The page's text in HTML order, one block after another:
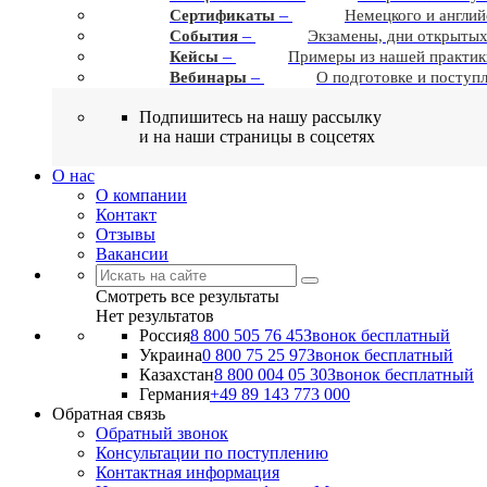
Сертификаты –
Немецкого и
События –
Экзамены, дни
Кейсы –
Примеры из нашей
Вебинары – О подготовке и
Подпишитесь на нашу рассылку
и на наши страницы в соцсетях
О нас
О компании
Контакт
Отзывы
Вакансии
Смотреть все результаты
Нет результатов
Россия8 800 505 76 45Звонок бесплатный
Украина0 800 75 25 97Звонок бесплатный
Казахстан8 800 004 05 30Звонок бесплатный
Германия+49 89 143 773 000
Обратная связь
Обратный звонок
Консультации по поступлению
Контактная информация